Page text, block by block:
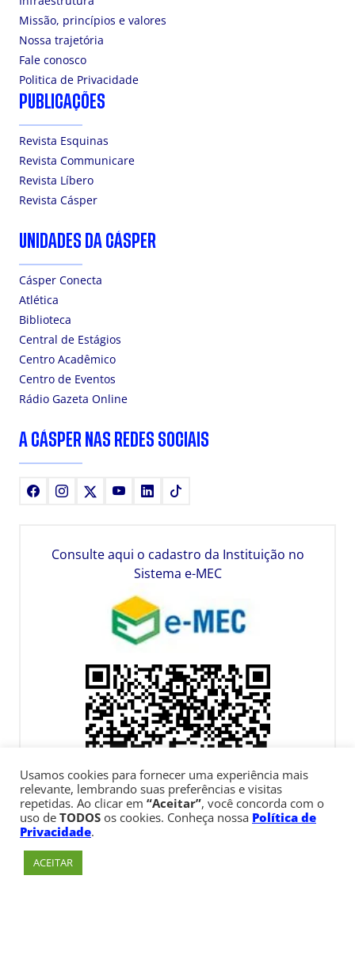
Missão, princípios e valores
Nossa trajetória
Fale conosco
Politica de Privacidade
PUBLICAÇÕES
Revista Esquinas
Revista Communicare
Revista Líbero
Revista Cásper
UNIDADES DA CÁSPER
Cásper Conecta
Atlética
Biblioteca
Central de Estágios
Centro Acadêmico
Centro de Eventos
Rádio Gazeta Online
A CÁSPER NAS REDES SOCIAIS
FacebookInstagram YoutubeLinkedIn
Consulte aqui o cadastro da Instituição no
Sistema e-MEC
Usamos cookies para fornecer uma experiência mais
relevante, lembrando suas preferências e visitas
repetidas. Ao clicar em “Aceitar”, você concorda com o
uso de TODOS os cookies. Conheça nossa Política de
Privacidade.
ACEITAR